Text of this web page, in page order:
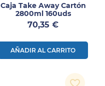
Caja Take Away Cartón
2800ml 160uds
Precio
70,35 €
AÑADIR AL CARRITO
favorite_border